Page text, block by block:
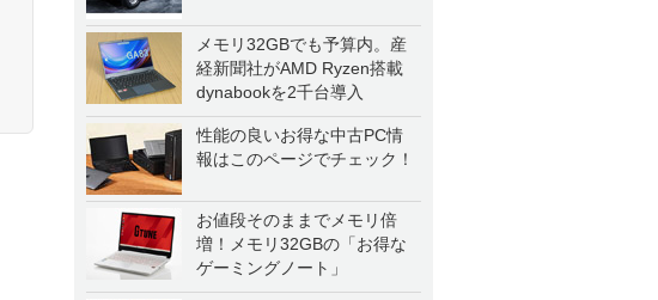
メモリ32GBでも予算内。産
経新聞社がAMD Ryzen搭載
dynabookを2千台導入
性能の良いお得な中古PC情
報はこのページでチェック！
お値段そのままでメモリ倍
増！メモリ32GBの「お得な
ゲーミングノート」